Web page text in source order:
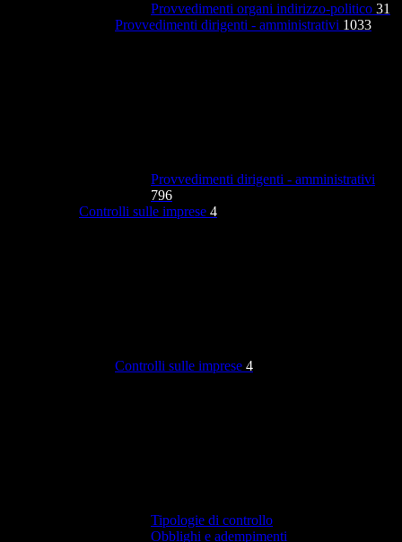
Provvedimenti organi indirizzo-politico 31
Provvedimenti dirigenti - amministrativi 1033
Provvedimenti dirigenti - amministrativi
796
Controlli sulle imprese 4
Controlli sulle imprese 4
Tipologie di controllo
Obblighi e adempimenti